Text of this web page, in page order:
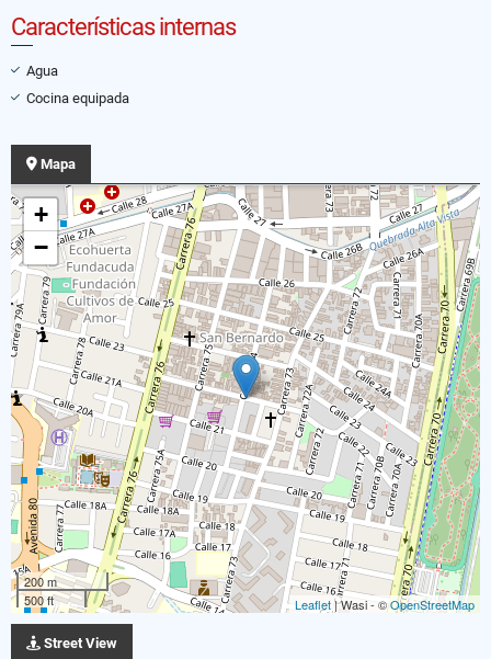
Características internas
Agua
Cocina equipada
Mapa
+
−
200 m
500 ft
Leaflet| Wasi - ©OpenStreetMap
Street View